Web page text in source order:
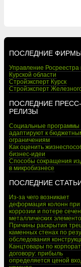
ПОСЛЕДНИЕ
Управление Росреестра
Курской области
Стройэксперт Курск
Стройэксперт
ПОСЛЕДНИЕ ПРЕСС-
РЕЛИЗЫ
Социальные программы
адаптируют к
ограничениям
Как оценить
бизнес-идеи
Способы сокращения
в микробизнесе
ПОСЛЕДНИЕ
Из-за чего возникает
деформация колонн при
коррозии и потере
металлических
Причины раскрытия
каменных стенах по
обследования
Канцтовары по
договору: прибыль
определяется ценой